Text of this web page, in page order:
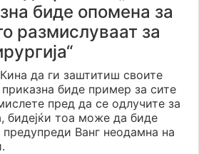
биде опомена за
размислуваат за
да ги заштитиш своите
биде пример за сите
пред да се одлучите за
бидејќи тоа може да биде
Ванг неодамна на